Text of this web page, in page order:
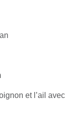
et l’ail